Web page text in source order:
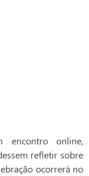
encontro online,
refletir sobre
ocorrerá no